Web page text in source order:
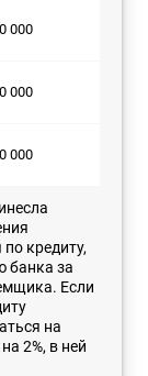
000
000
000
кредиту,
банка за
Если
на
2%, в ней